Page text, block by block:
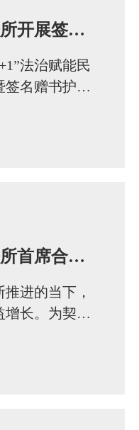
分维护境外客户
业…
江苏茂通律师事务所开展签名赠书赋能民企发展活动
法治赋能民
签名赠书护航
师事务所党
江苏茂通律师事务所首席合伙人刘茂通，成功入选 “江苏涉外律师服务大讲坛” 讲师团成员
进的当下，
增长。为契合
动涉外律师